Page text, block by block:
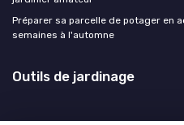
Préparer sa parcelle de potager en
semaines à l'automne
Outils de jardinage